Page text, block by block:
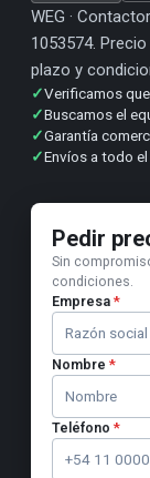
WEG ·
1053574.
plazo y
✓Verificamos
✓Buscamos el
✓Garantía
✓Envíos a todo
Pedir
Sin
condiciones.
Empresa *
Nombre *
Teléfono *